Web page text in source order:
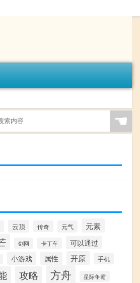
☚
云顶 传奇 元气 元素
剑网 卡丁车 可以通过
小游戏 属性 开原 手机
攻略 方舟 星际争霸